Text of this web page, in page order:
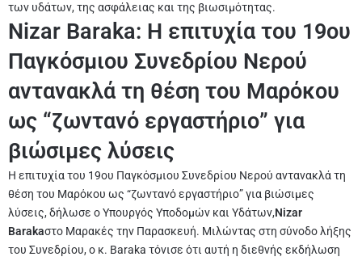
των υδάτων, της ασφάλειας και της βιωσιμότητας.
Nizar Baraka: Η επιτυχία του 19ου
Παγκόσμιου Συνεδρίου Νερού
αντανακλά τη θέση του Μαρόκου
ως “ζωντανό εργαστήριο” για
βιώσιμες λύσεις
Η επιτυχία του 19ου Παγκόσμιου Συνεδρίου Νερού αντανακλά τη
θέση του Μαρόκου ως “ζωντανό εργαστήριο” για βιώσιμες
λύσεις, δήλωσε ο Υπουργός Υποδομών και Υδάτων,Nizar
Barakaστο Μαρακές την Παρασκευή. Μιλώντας στη σύνοδο λήξης
του Συνεδρίου, ο κ. Baraka τόνισε ότι αυτή η διεθνής εκδήλωση